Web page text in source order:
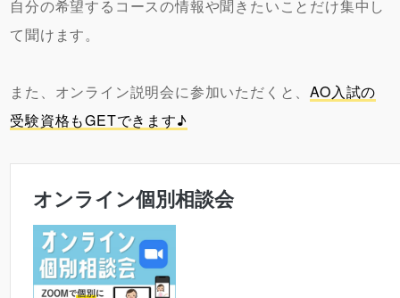
自分の希望するコースの情報や聞きたいことだけ集中し
て聞けます。
また、オンライン説明会に参加いただくと、AO入試の
受験資格もGETできます♪